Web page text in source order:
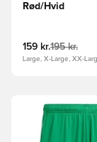
Rød/Hvid
159 kr.195 kr.
Large, X-Large, XX-
Åbner en